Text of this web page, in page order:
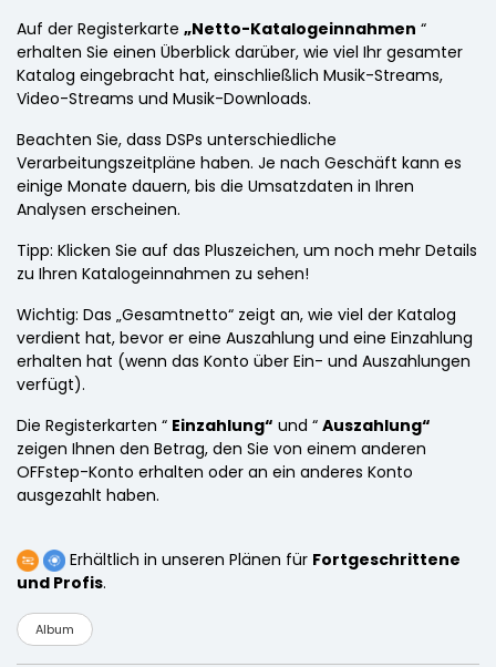
Auf der Registerkarte „Netto-Katalogeinnahmen “
erhalten Sie einen Überblick darüber, wie viel Ihr gesamter
Katalog eingebracht hat, einschließlich Musik-Streams,
Video-Streams und Musik-Downloads.
Beachten Sie, dass DSPs unterschiedliche
Verarbeitungszeitpläne haben. Je nach Geschäft kann es
einige Monate dauern, bis die Umsatzdaten in Ihren
Analysen erscheinen.
Tipp: Klicken Sie auf das Pluszeichen, um noch mehr Details
zu Ihren Katalogeinnahmen zu sehen!
Wichtig: Das „Gesamtnetto“ zeigt an, wie viel der Katalog
verdient hat, bevor er eine Auszahlung und eine Einzahlung
erhalten hat (wenn das Konto über Ein- und Auszahlungen
verfügt).
Die Registerkarten “ Einzahlung“ und “ Auszahlung“
zeigen Ihnen den Betrag, den Sie von einem anderen
OFFstep-Konto erhalten oder an ein anderes Konto
ausgezahlt haben.
Erhältlich in unseren Plänen für Fortgeschrittene
und Profis.
Album